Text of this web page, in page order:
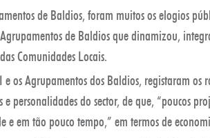
de Baldios, foram muitos os elogios
de Baldios que dinamizou,
Comunidades Locais.
os Agrupamentos dos Baldios, registaram os
personalidades do sector, de que, “poucos
e em tão pouco tempo,” em termos de